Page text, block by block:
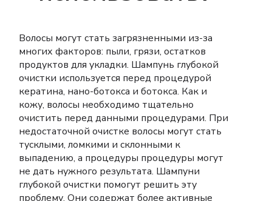
Волосы могут стать загрязненными из-за
многих факторов: пыли, грязи, остатков
продуктов для укладки. Шампунь глубокой
очистки используется перед процедурой
кератина, нано-ботокса и ботокса. Как и
кожу, волосы необходимо тщательно
очистить перед данными процедурами. При
недостаточной очистке волосы могут стать
тусклыми, ломкими и склонными к
выпадению, а процедуры процедуры могут
не дать нужного результата. Шампуни
глубокой очистки помогут решить эту
проблему. Они содержат более активные